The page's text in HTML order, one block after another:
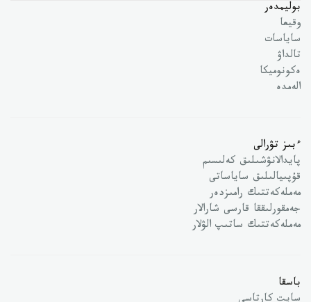
بوليمدەر
وقيعا
ساياسات
تالداۋ
ەكونوميكا
الەمدە
ءبىز تۋرالى
پايدالانۋشىلىق كەلىسىم
قۇپىيالىلىق ساياساتى
مەملەكەتتىك رامىزدەر
جەمقورلىققا قارسى شارالار
مەملەكەتتىك ساتىپ الۋلار
باسقا